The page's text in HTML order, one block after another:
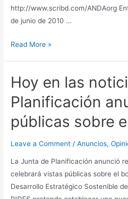
http://www.scribd.com/ANDAorg
de junio de 2010 …
Talleres
Reglamento
de
la
Nueva
Ley
de
Permisos
Read More »
Hoy en las
Planificación
públicas sobre
Leave a Comment /Anuncios,
La Junta de Planificación anunció
celebrará vistas públicas sobre el
Desarrollo Estratégico Sostenible